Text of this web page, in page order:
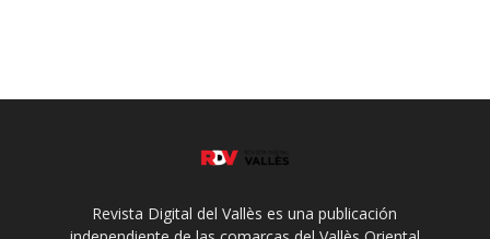
Revista Digital del Vallès es una publicación